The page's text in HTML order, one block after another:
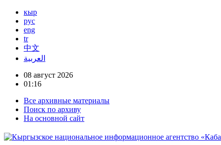
кыр
рус
eng
tr
中文
العربية
08 август 2026
01:16
Все архивные материалы
Поиск по архиву
На основной сайт